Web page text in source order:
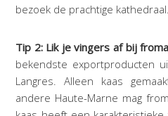
bezoek de prachtige kathedraal.
Tip 2: Lik je vingers af bij
bekendste exportproducten
Langres. Alleen kaas
andere Haute-Marne mag